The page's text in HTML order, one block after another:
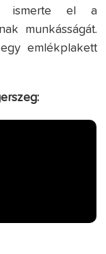
ismerte el a
munkásságát.
emlékplakett